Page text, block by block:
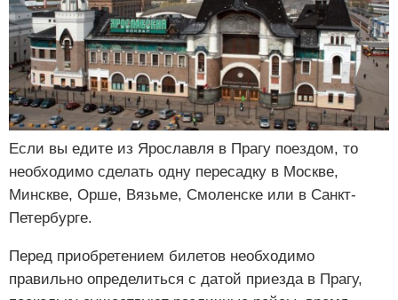
Если вы едите из Ярославля в Прагу поездом, то
необходимо сделать одну пересадку в Москве,
Минскве, Орше, Вязьме, Смоленске или в Санкт-
Петербурге.
Перед приобретением билетов необходимо
правильно определиться с датой приезда в Прагу,